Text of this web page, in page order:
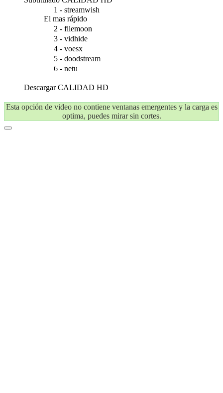
1 - streamwish
El mas rápido
2 - filemoon
3 - vidhide
4 - voesx
5 - doodstream
6 - netu
DescargarCALIDAD HD
Esta opción de video no contiene ventanas emergentes y la carga es
optima, puedes mirar sin cortes.